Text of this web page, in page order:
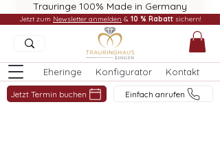
Trauringe 100% Made in Germany
Eheringe Konfigurator Kontakt
Jetzt Termin buchen Einfach anrufen
Jetzt zum Newsletter anmelden & 10 % Rabatt sichern!